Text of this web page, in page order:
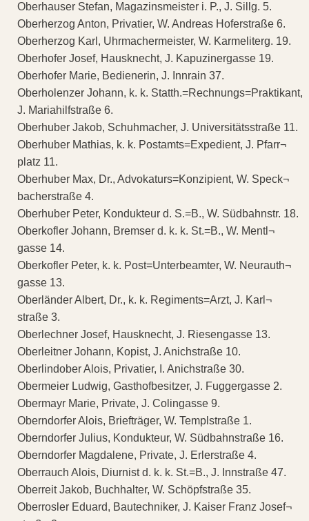
Oberhauser Stefan, Magazinsmeister i. P., J. Sillg. 5.
Oberherzog Anton, Privatier, W. Andreas Hoferstraße 6.
Oberherzog Karl, Uhrmachermeister, W. Karmeliterg. 19.
Oberhofer Josef, Hausknecht, J. Kapuzinergasse 19.
Oberhofer Marie, Bedienerin, J. Innrain 37.
Oberholenzer Johann, k. k. Statth.=Rechnungs=Praktikant,
J. Mariahilfstraße 6.
Oberhuber Jakob, Schuhmacher, J. Universitätsstraße 11.
Oberhuber Mathias, k. k. Postamts=Expedient, J. Pfarr¬
platz 11.
Oberhuber Max, Dr., Advokaturs=Konzipient, W. Speck¬
bacherstraße 4.
Oberhuber Peter, Kondukteur d. S.=B., W. Südbahnstr. 18.
Oberkofler Johann, Bremser d. k. k. St.=B., W. Mentl¬
gasse 14.
Oberkofler Peter, k. k. Post=Unterbeamter, W. Neurauth¬
gasse 13.
Oberländer Albert, Dr., k. k. Regiments=Arzt, J. Karl¬
straße 3.
Oberlechner Josef, Hausknecht, J. Riesengasse 13.
Oberleitner Johann, Kopist, J. Anichstraße 10.
Oberlindober Alois, Privatier, I. Anichstraße 30.
Obermeier Ludwig, Gasthofbesitzer, J. Fuggergasse 2.
Obermayr Marie, Private, J. Colingasse 9.
Oberndorfer Alois, Briefträger, W. Templstraße 1.
Oberndorfer Julius, Kondukteur, W. Südbahnstraße 16.
Oberndorfer Magdalene, Private, J. Erlerstraße 4.
Oberrauch Alois, Diurnist d. k. k. St.=B., J. Innstraße 47.
Oberreit Jakob, Buchhalter, W. Schöpfstraße 35.
Oberrosler Eduard, Bautechniker, J. Kaiser Franz Josef¬